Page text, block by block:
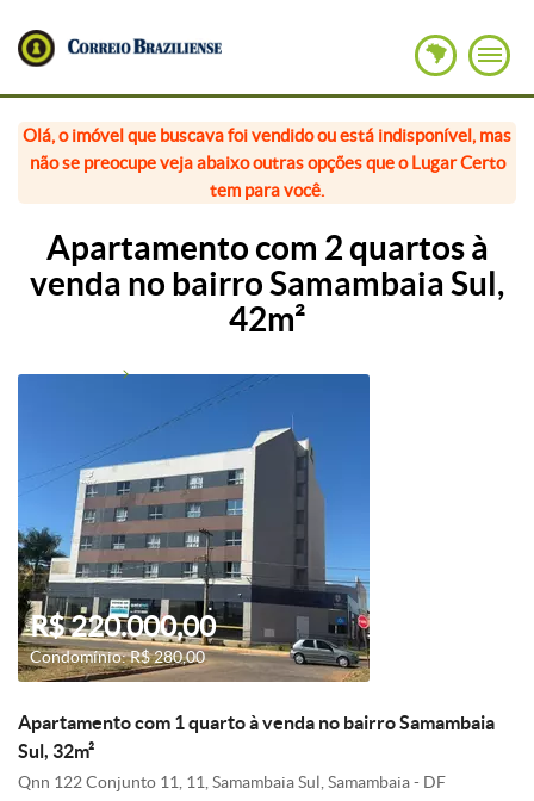
Olá, o imóvel que buscava foi vendido ou está indisponível, mas
não se preocupe veja abaixo outras opções que o Lugar Certo
tem para você.
Apartamento com 2 quartos à
venda no bairro Samambaia Sul,
42m²
R$ 220.000,00
Condomínio: R$ 280,00
Apartamento com 1 quarto à venda no bairro Samambaia
Sul, 32m²
Qnn 122 Conjunto 11, 11, Samambaia Sul, Samambaia - DF